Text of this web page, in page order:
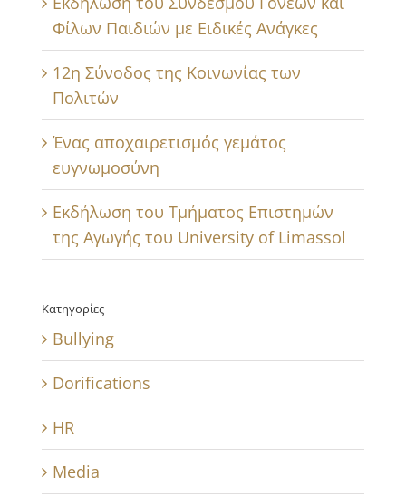
Φίλων Παιδιών με Ειδικές Ανάγκες
12η Σύνοδος της Κοινωνίας των
Πολιτών
Ένας αποχαιρετισμός γεμάτος
ευγνωμοσύνη
Εκδήλωση του Τμήματος Επιστημών
της Αγωγής του University of Limassol
Κατηγορίες
Bullying
Dorifications
HR
Media